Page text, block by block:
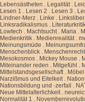
Lebensästheten . Legalität.
Lesen 1 . Lesen 2 . Lesen 3 .
Lindner-Merz . Linke .
Linksradikalismus .
Lowtech . Machtsucht. Maria .
Medienkritik . Medienrealität.
Meinungsmüde .
Menschenblick .
Mesokosmos . Mickey Mouse .
Miteinander reden . Mitgefühl .
Mittelstandsgesellschaft. Möbel
Narzißmus und Eitelkeit. Nation
Nationsbildung und -zerfall
.
Neue Mittelalterlichkeit.
Normalität 1 .